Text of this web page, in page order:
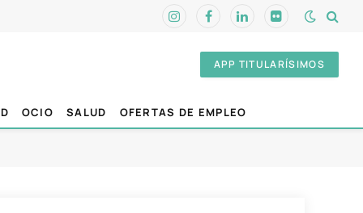
InstagramFacebookLinkedInFlickr
APP TITULARÍSIMOS
OCIO SALUD OFERTAS DE EMPLEO